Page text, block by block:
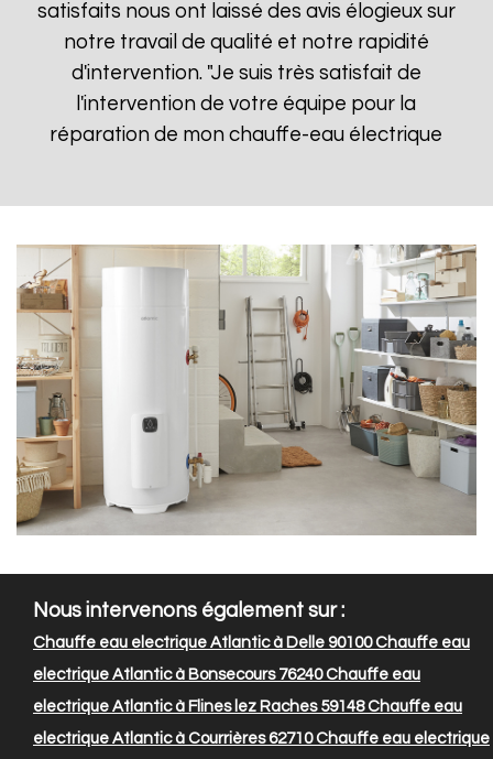
satisfaits nous ont laissé des avis élogieux sur
notre travail de qualité et notre rapidité
d'intervention. "Je suis très satisfait de
l'intervention de votre équipe pour la
réparation de mon chauffe-eau électrique
Nous intervenons également sur :
Chauffe eau electrique Atlantic à Delle 90100Chauffe eau
electrique Atlantic à Bonsecours 76240Chauffe eau
electrique Atlantic à Flines lez Raches 59148Chauffe eau
electrique Atlantic à Courrières 62710Chauffe eau electrique